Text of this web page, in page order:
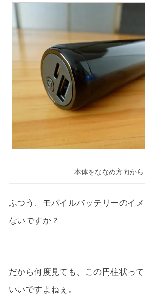
本体をななめ方向から
ふつう、モバイルバッテリーのイ
ないですか？
だから何度見ても、この円柱状っ
いいですよねぇ。